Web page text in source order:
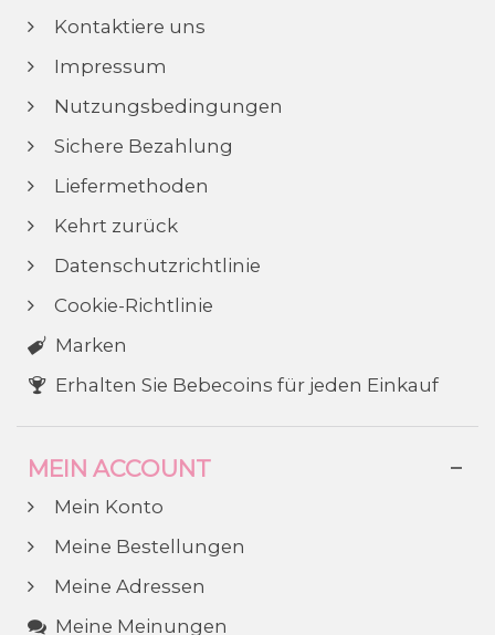
Kontaktiere uns
Impressum
Nutzungsbedingungen
Sichere Bezahlung
Liefermethoden
Kehrt zurück
Datenschutzrichtlinie
Cookie-Richtlinie
Marken
Erhalten Sie Bebecoins für jeden Einkauf
MEIN ACCOUNT
Mein Konto
Meine Bestellungen
Meine Adressen
Meine Meinungen